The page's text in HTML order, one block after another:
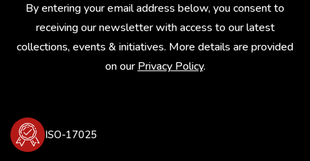
By entering your email address below, you consent to
receiving our newsletter with access to our latest
collections, events & initiatives. More details are provided
on ourPrivacy Policy.
ISO-17025